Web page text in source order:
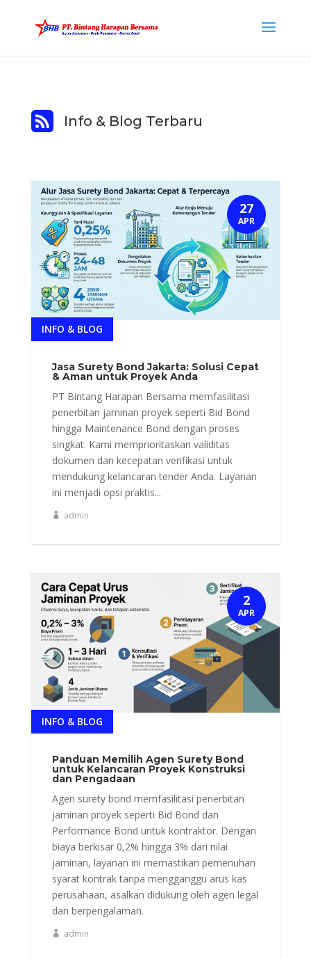
 Info & Blog Terbaru
Jasa Surety Bond Jakarta: Solusi Cepat
& Aman untuk Proyek Anda
INFO & BLOG
PT Bintang Harapan Bersama memfasilitasi
penerbitan jaminan proyek seperti Bid Bond
hingga Maintenance Bond dengan proses
singkat. Kami memprioritaskan validitas
dokumen dan kecepatan verifikasi untuk
mendukung kelancaran tender Anda. Layanan
ini menjadi opsi praktis...
admin
27
APR
Panduan Memilih Agen Surety Bond
untuk Kelancaran Proyek Konstruksi
dan Pengadaan
INFO & BLOG
Agen surety bond memfasilitasi penerbitan
jaminan proyek seperti Bid Bond dan
Performance Bond untuk kontraktor. Dengan
biaya berkisar 0,2% hingga 3% dari nilai
jaminan, layanan ini memastikan pemenuhan
syarat kontrak tanpa mengganggu arus kas
perusahaan, asalkan didukung oleh agen legal
dan berpengalaman.
admin
2
APR